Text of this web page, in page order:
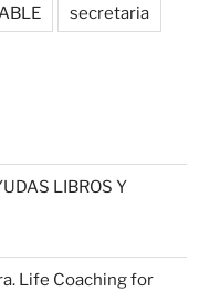
secretaria
LIBROS Y
Life Coaching for